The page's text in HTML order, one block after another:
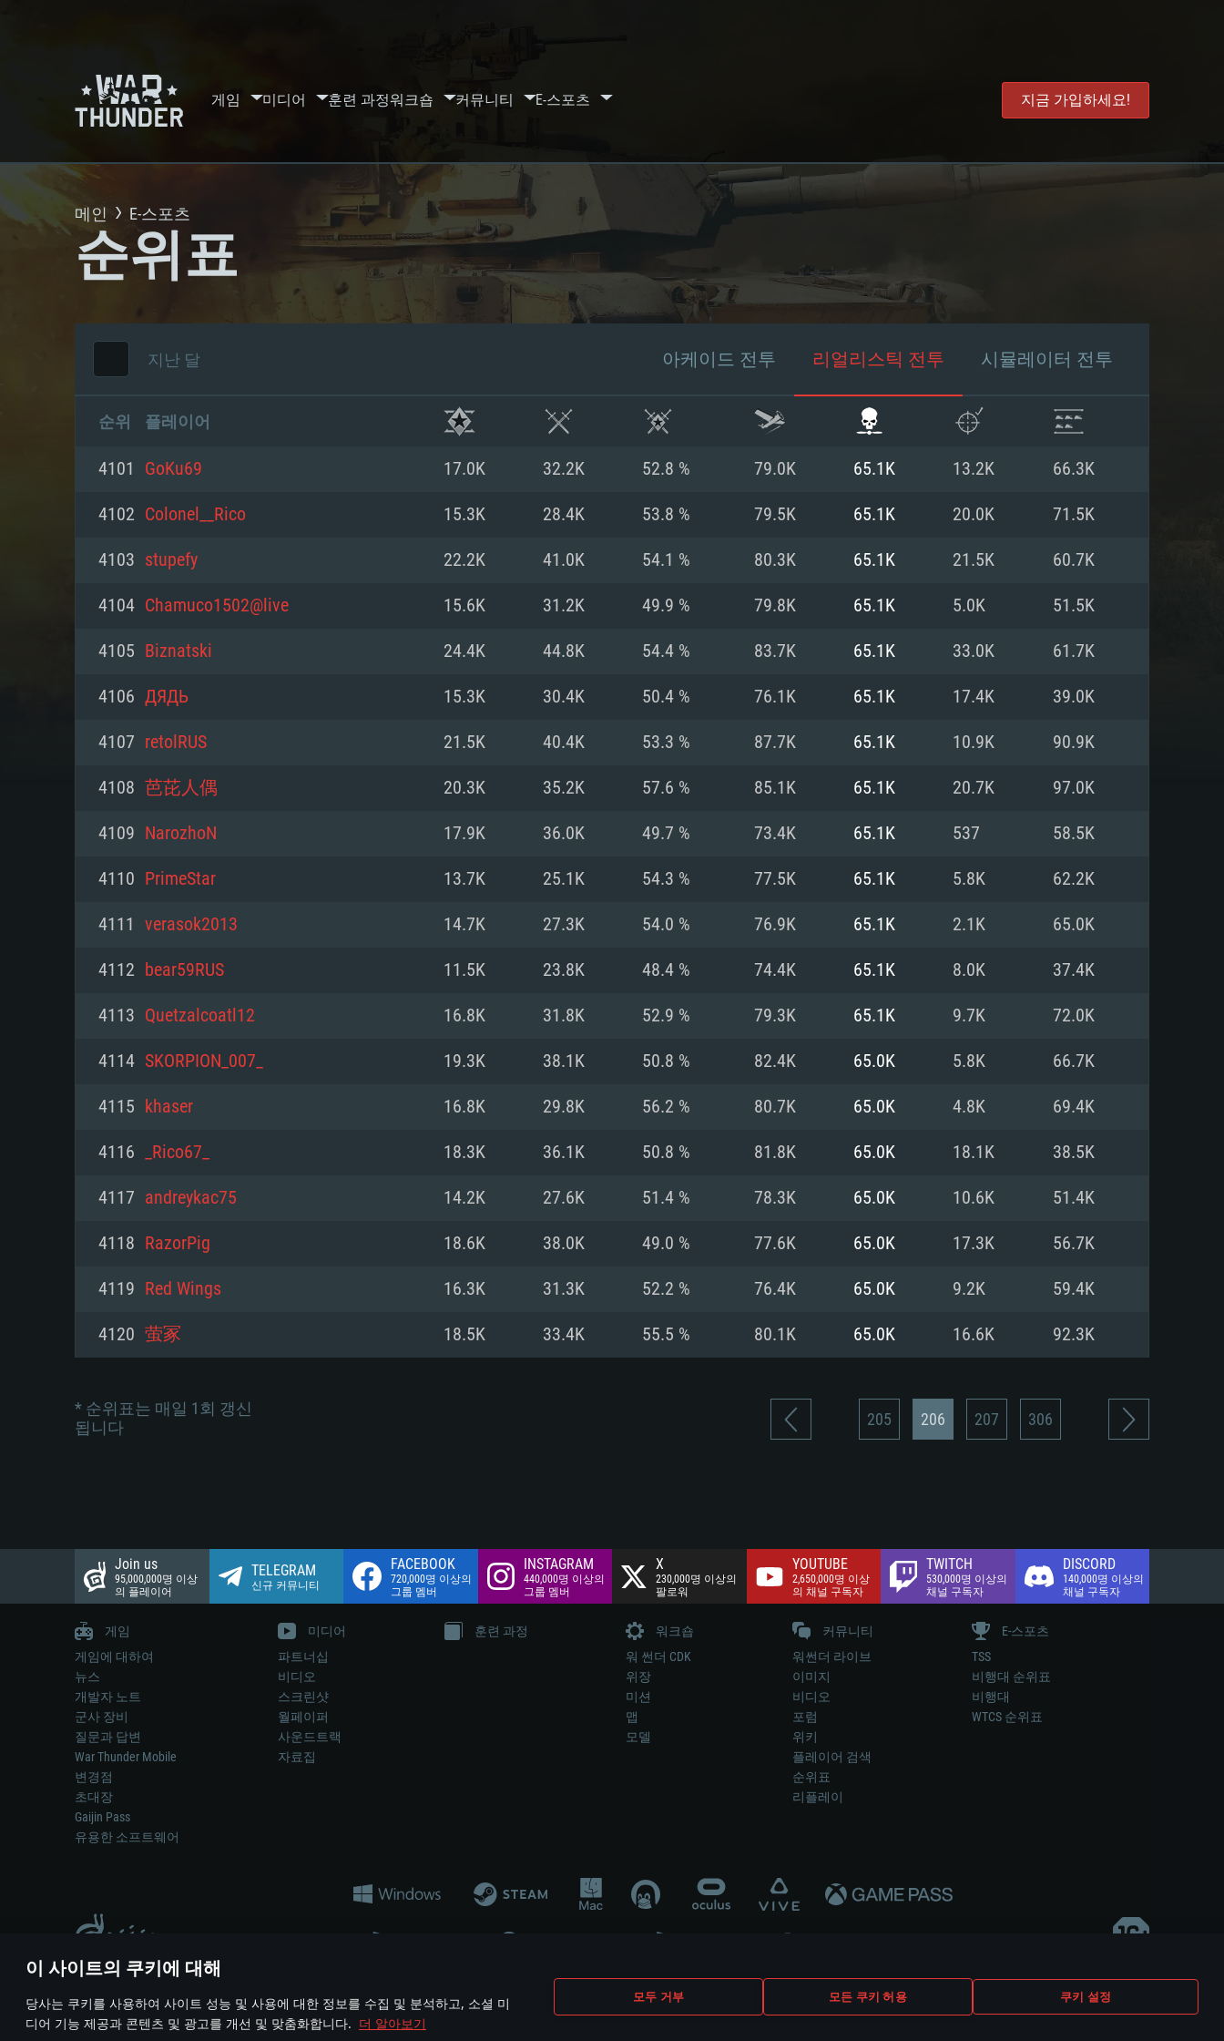
이 사이트의 쿠키에 대해
당사는 쿠키를 사용하여 사이트 성능 및 사용에 대한 정보를 수집 및 분석하고, 소셜 미
디어 기능 제공과 콘텐츠 및 광고를 개선 및 맞춤화합니다. 더 알아보기
모두 거부 모든 쿠키 허용 쿠키 설정
게임 미디어 훈련 과정워크숍 커뮤니티 E-스포츠 지금 가입하세요!
시스템 요구사항
Linux
최소사양
운영체제: Windows 10 (64 bit)
프로세서: 2.2 GHz 듀얼코어 이상
메모리: 4GB
그래픽 카드: DirectX 11 이상을 지원하는 AMD
해상도: 720p
네트워크: 브로드밴드 인터넷
여유 저장 공간: 22.1 GB (최소 클라이언트)
권장 사양
운영체제: Windows 10/11 (64 bit)
프로세서: Intel Core i5 또는 Ryzen 5 3600 이상
메모리: 16 GB 이상
그래픽 카드: DirectX 11 이상을 지원하는 Nvidia
최소사양
운영체제: Mac OS Big Sur 11.0
프로세서: 최소 2.2 GHz의 Core i5 (Intel Xeon 은 지
(Mac), 혹은 이와 비슷한 성능을 가지는 Mac 버전
의 AMD/Nvidia. 최소 해상도: 720p
네트워크: 브로드밴드 인터넷
여유 저장 공간: 22.1 GB (최소 클라이언트)
권장 사양
운영체제: Mac OS Big Sur 11.0
프로세서: Core i7 (Intel Xeon 은 지원하지 않습니
상
네트워크: 브로드밴드 인터넷
여유 저장 공간: 62.2 GB (전체 클라이언트)
최소사양
운영체제: 64bit Linux 중 최신 버전
프로세서: 2.4 GHz 듀얼코어
메모리: 4 GB
그래픽 카드: Vulkan 을 지원하고, 최신 그래픽 드라
와 동급의 성능을 가지며 최신 그래픽 드라이버를
지원하는 AMD (6개월 미만; 최소사양 지원 해상도
권장 사양
운영체제: Ubuntu 20.04 64bit
프로세서: Intel Core i7
메모리: 16 GB
그래픽 카드: Vulkan 을 지원하고, 최신 그래픽 드라
와 동급의 성능을 가지며 최신 그래픽 드라이버를
지원하는 AMD RX 570 (6개월 미만; 최소사양 지원
메인 E-스포츠
순위표
지난 달 아케이드 전투 리얼리스틱 전투 시뮬레이터 전투
순위 플레이어
4101 GoKu69 17.0K 32.2K 52.8 % 79.0K 65.1K 13.2K 66.3K
4102 Colonel__Rico 15.3K 28.4K 53.8 % 79.5K 65.1K 20.0K 71.5K
4103 stupefy 22.2K 41.0K 54.1 % 80.3K 65.1K 21.5K 60.7K
4104 Chamuco1502@live 15.6K 31.2K 49.9 % 79.8K 65.1K 5.0K 51.5K
4105 Biznatski 24.4K 44.8K 54.4 % 83.7K 65.1K 33.0K 61.7K
4106 ДЯДЬ 15.3K 30.4K 50.4 % 76.1K 65.1K 17.4K 39.0K
4107 retolRUS 21.5K 40.4K 53.3 % 87.7K 65.1K 10.9K 90.9K
4108 芭芘人偶 20.3K 35.2K 57.6 % 85.1K 65.1K 20.7K 97.0K
4109 NarozhoN 17.9K 36.0K 49.7 % 73.4K 65.1K 537 58.5K
4110 PrimeStar 13.7K 25.1K 54.3 % 77.5K 65.1K 5.8K 62.2K
4111 verasok2013 14.7K 27.3K 54.0 % 76.9K 65.1K 2.1K 65.0K
4112 bear59RUS 11.5K 23.8K 48.4 % 74.4K 65.1K 8.0K 37.4K
4113 Quetzalcoatl12 16.8K 31.8K 52.9 % 79.3K 65.1K 9.7K 72.0K
4114 SKORPION_007_ 19.3K 38.1K 50.8 % 82.4K 65.0K 5.8K 66.7K
4115 khaser 16.8K 29.8K 56.2 % 80.7K 65.0K 4.8K 69.4K
4116 _Rico67_ 18.3K 36.1K 50.8 % 81.8K 65.0K 18.1K 38.5K
4117 andreykac75 14.2K 27.6K 51.4 % 78.3K 65.0K 10.6K 51.4K
4118 RazorPig 18.6K 38.0K 49.0 % 77.6K 65.0K 17.3K 56.7K
4119 Red Wings 16.3K 31.3K 52.2 % 76.4K 65.0K 9.2K 59.4K
4120 萤冢 18.5K 33.4K 55.5 % 80.1K 65.0K 16.6K 92.3K
* 순위표는 매일 1회 갱신
됩니다
205 206 207 306
Join us
95,000,000명 이상
의 플레이어
TELEGRAM
신규 커뮤니티
FACEBOOK
720,000명 이상의
그룹 멤버
INSTAGRAM
440,000명 이상의
그룹 멤버
X
230,000명 이상의
팔로워
YOUTUBE
2,650,000명 이상
의 채널 구독자
TWITCH
530,000명 이상의
채널 구독자
DISCORD
140,000명 이상의
채널 구독자
게임
게임에 대하여
뉴스
개발자 노트
군사 장비
질문과 답변
War Thunder Mobile
변경점
초대장
Gaijin Pass
유용한 소프트웨어
미디어
파트너십
비디오
스크린샷
월페이퍼
사운드트랙
자료집
훈련 과정
워크숍
워 썬더 CDK
위장
미션
맵
모델
커뮤니티
워썬더 라이브
이미지
비디오
포럼
위키
플레이어 검색
순위표
리플레이
E-스포츠
TSS
비행대 순위표
비행대
WTCS 순위표
게임 에서 어떠한 현실의 무기나 차량을 묘사하는 것은 무기 개발 업체나 장비 제조 업체가 게임 개발 후원 또는 홍보에 참여하지 않습니다..
© 2011—2026 Gaijin Games Kft. All trademarks, logos and brand names are the property of their respective owners.
이용 약관 이용 약관